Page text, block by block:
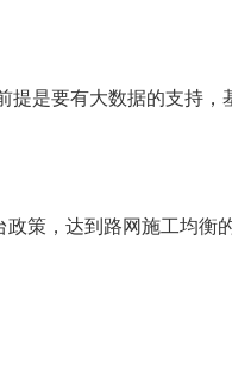
是要有大数据的支持，
策，达到路网施工均衡的